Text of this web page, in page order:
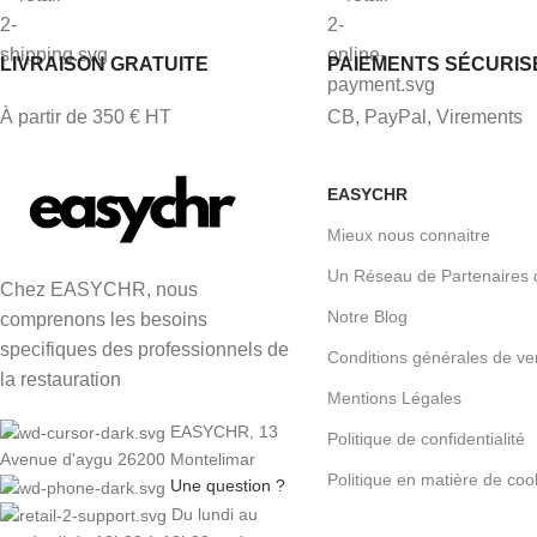
LIVRAISON GRATUITE
À partir de 350 € HT
PAIEMENTS
CB, PayPal, Virements
Chez EASYCHR, nous
comprenons les besoins
specifiques des professionnels de
la restauration
EASYCHR, 13
Avenue d'aygu 26200 Montelimar
Une question ?
Du lundi au
EASYCHR
Mieux nous connaitre
Un Réseau de Partenaires
Notre Blog
Conditions générales de
Mentions Légales
Politique de confidentialité
Politique en matière de